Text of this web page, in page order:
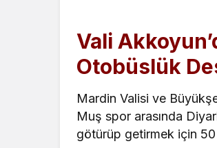
Vali
Otobüslük
Mardin Valisi ve
Muş spor arasında
götürüp getirmek için